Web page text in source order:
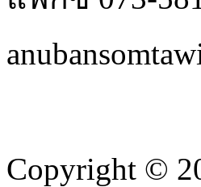
Copyright ©